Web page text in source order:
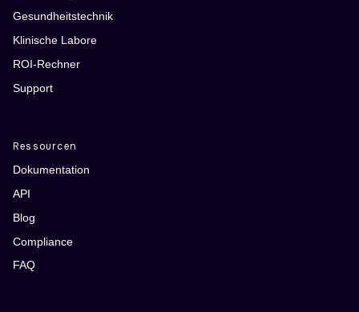
Gesundheitstechnik
Klinische Labore
ROI-Rechner
Support
Ressourcen
Dokumentation
API
Blog
Compliance
FAQ